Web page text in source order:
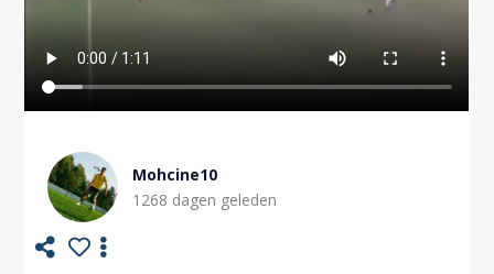
Mohcine10
1268 dagen geleden